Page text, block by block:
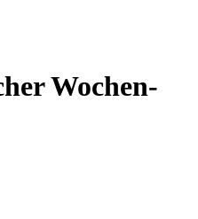
Wochen-